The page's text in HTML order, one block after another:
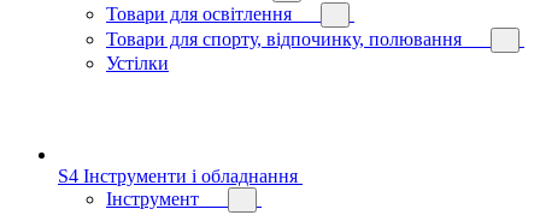
Товари для освітлення
Товари для спорту, відпочинку, полювання
Устілки
S4 Інструменти і обладнання
Інструмент